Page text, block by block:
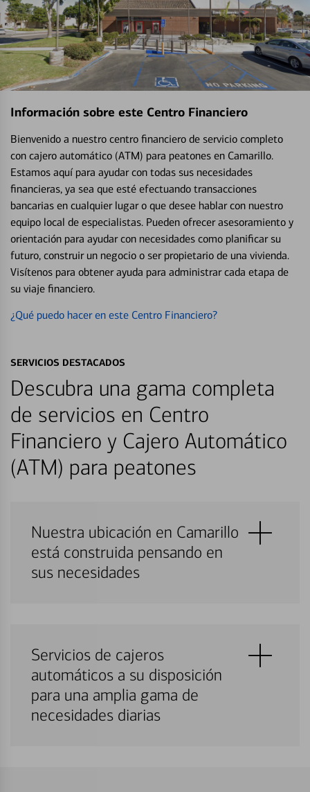
Información sobre este Centro Financiero
Bienvenido a nuestro centro financiero de servicio completo
con cajero automático (ATM) para peatones en Camarillo.
Estamos aquí para ayudar con todas sus necesidades
financieras, ya sea que esté efectuando transacciones
bancarias en cualquier lugar o que desee hablar con nuestro
equipo local de especialistas. Pueden ofrecer asesoramiento y
orientación para ayudar con necesidades como planificar su
futuro, construir un negocio o ser propietario de una vivienda.
Visítenos para obtener ayuda para administrar cada etapa de
su viaje financiero.
¿Qué puedo hacer en este Centro Financiero?
SERVICIOS DESTACADOS
Descubra una gama completa
de servicios en Centro
Financiero y Cajero Automático
(ATM) para peatones
Nuestra ubicación en Camarillo
está construida pensando en
sus necesidades
Servicios de cajeros
automáticos a su disposición
para una amplia gama de
necesidades diarias